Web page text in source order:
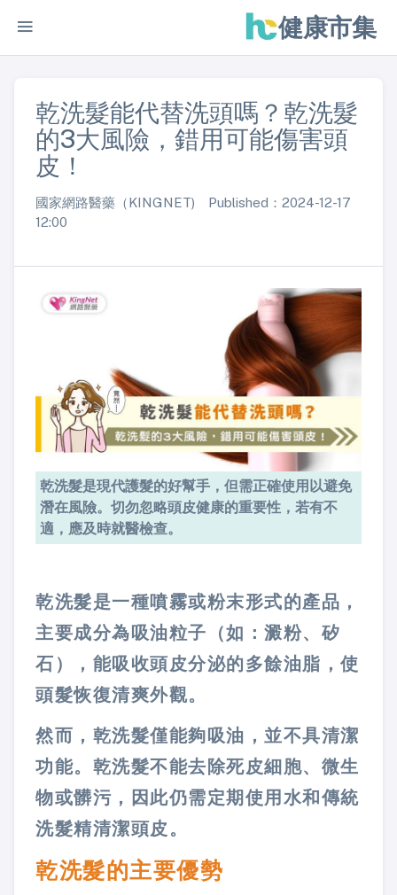
健康市集
乾洗髮能代替洗頭嗎？乾洗髮
的3大風險，錯用可能傷害頭
皮！
國家網路醫藥（KINGNET) Published：2024-12-17
12:00
乾洗髮是現代護髮的好幫手，但需正確使用以避免
潛在風險。切勿忽略頭皮健康的重要性，若有不
適，應及時就醫檢查。
乾洗髮是一種噴霧或粉末形式的產品，
主要成分為吸油粒子（如：澱粉、矽
石），能吸收頭皮分泌的多餘油脂，使
頭髮恢復清爽外觀。
然而，乾洗髮僅能夠吸油，並不具清潔
功能。乾洗髮不能去除死皮細胞、微生
物或髒污，因此仍需定期使用水和傳統
洗髮精清潔頭皮。
乾洗髮的主要優勢